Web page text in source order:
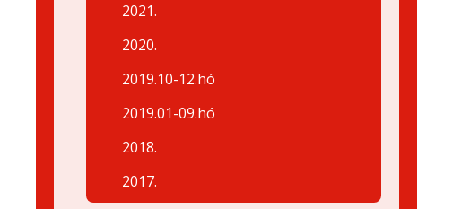
2021.
2020.
2019.10-12.hó
2019.01-09.hó
2018.
2017.